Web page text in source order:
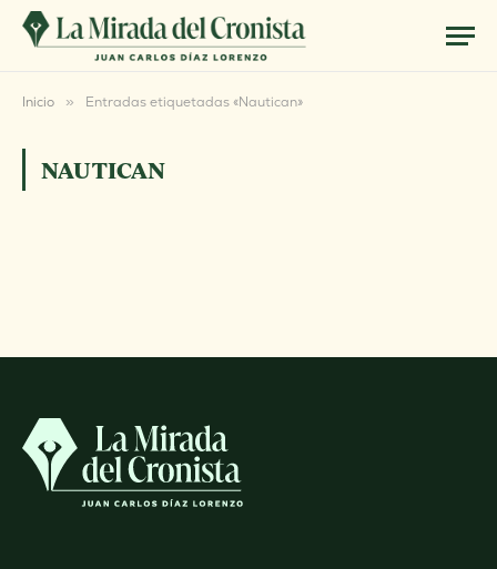
Inicio » Entradas etiquetadas «Nautican»
NAUTICAN